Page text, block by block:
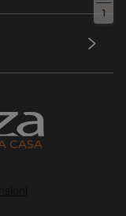
1
CASA